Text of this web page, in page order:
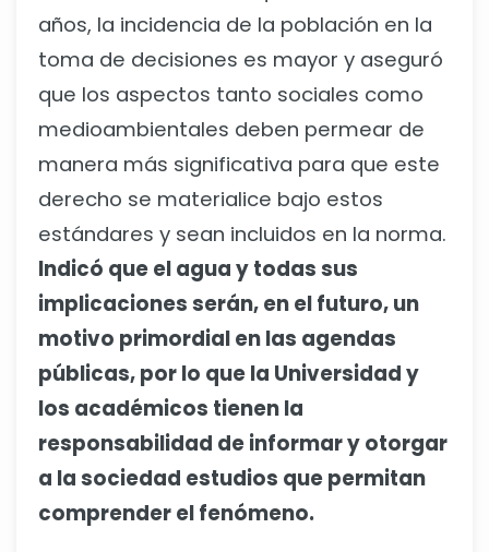
años, la incidencia de la población en la
toma de decisiones es mayor y aseguró
que los aspectos tanto sociales como
medioambientales deben permear de
manera más significativa para que este
derecho se materialice bajo estos
estándares y sean incluidos en la norma.
Indicó que el agua y todas sus
implicaciones serán, en el futuro, un
motivo primordial en las agendas
públicas, por lo que la Universidad y
los académicos tienen la
responsabilidad de informar y otorgar
a la sociedad estudios que permitan
comprender el fenómeno.